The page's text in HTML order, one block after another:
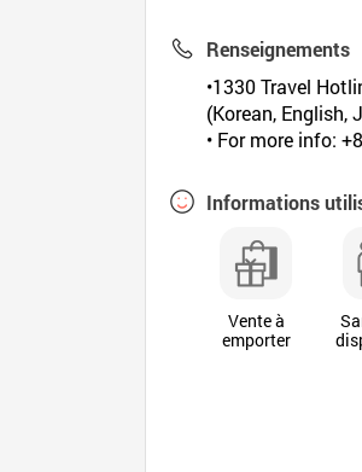
Renseignements
•1330 Travel
(Korean, English,
• For more info:
Informations
Vente à
emporter